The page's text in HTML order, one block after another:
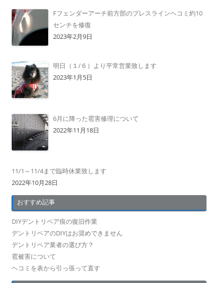
Fフェンダーアーチ前方部のプレスラインヘコミ約10
センチを修復
2023年2月9日
明日（１/６）より平常営業致します
2023年1月5日
6月に降った雹害修理について
2022年11月18日
11/1～11/4まで臨時休業致します
2022年10月28日
おすすめ記事
DIYデントリペア痕の復旧作業
デントリペアのDIYはお奨めできません
デントリペア業者の選び方？
雹被害について
ヘコミを表から引っ張って直す